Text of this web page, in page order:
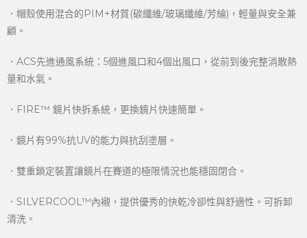
．帽殼使用混合的PIM+材質(碳纖維/玻璃纖維/芳綸)，輕量與安全兼
顧。
．ACS先進通風系統：5個進風口和4個出風口，從前到後完整消散熱
量和水氣。
．FIRE™ 鏡片快拆系統，更換鏡片快速簡單。
．鏡片有99%抗UV的能力與抗刮塗層。
．雙重鎖定裝置讓鏡片在賽道的極限情況也能穩固閉合。
．SILVERCOOL™內襯，提供優秀的快乾冷卻性與舒適性。可拆卸
清洗。